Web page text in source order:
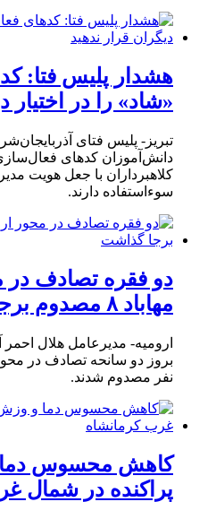
هشدار پلیس فتا:
«شاد» را در اختیار
تبریز- پلیس فتای
دانش‌آموزان کدهای
کلاهبرداران با جعل هویت
سوءاستفاده دارند.
دو فقره تصادف در
مهاباد ۸ مصدوم برجا گذاشت
ارومیه- مدیرعامل هلال احمر
نفر مصدوم شدند.
کاهش محسوس دما
پراکنده در شمال